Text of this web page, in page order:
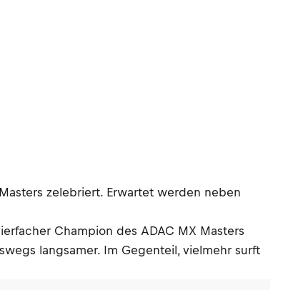
zelebriert. Erwartet werden neben
Champion des ADAC MX Masters
langsamer. Im Gegenteil, vielmehr surft